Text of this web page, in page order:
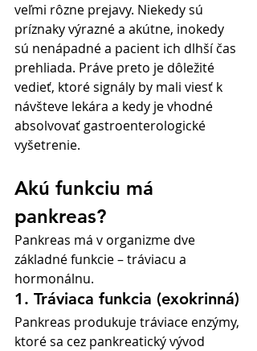
veľmi rôzne prejavy. Niekedy sú
príznaky výrazné a akútne, inokedy
sú nenápadné a pacient ich dlhší čas
prehliada. Práve preto je dôležité
vedieť, ktoré signály by mali viesť k
návšteve lekára a kedy je vhodné
absolvovať gastroenterologické
vyšetrenie.
Akú funkciu má
pankreas?
Pankreas má v organizme dve
základné funkcie – tráviacu a
hormonálnu.
1. Tráviaca funkcia (exokrinná)
Pankreas produkuje tráviace enzýmy,
ktoré sa cez pankreatický vývod